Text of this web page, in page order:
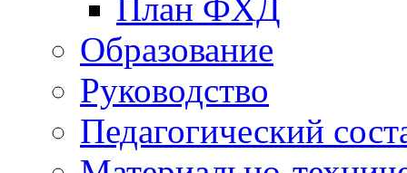
План ФХД
Образование
Руководство
Педагогический